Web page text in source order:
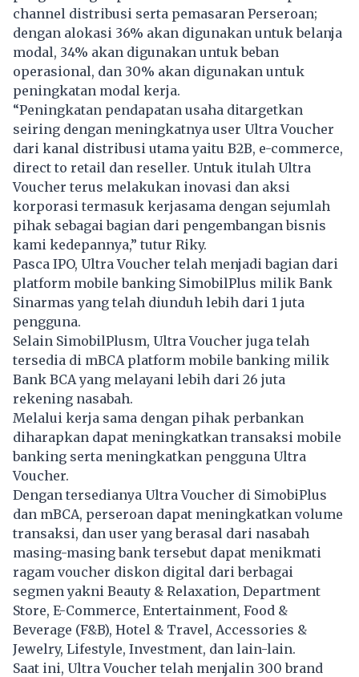
channel distribusi serta pemasaran Perseroan;
dengan alokasi 36% akan digunakan untuk belanja
modal, 34% akan digunakan untuk beban
operasional, dan 30% akan digunakan untuk
peningkatan modal kerja.
“Peningkatan pendapatan usaha ditargetkan
seiring dengan meningkatnya user Ultra Voucher
dari kanal distribusi utama yaitu B2B, e-commerce,
direct to retail dan reseller. Untuk itulah Ultra
Voucher terus melakukan inovasi dan aksi
korporasi termasuk kerjasama dengan sejumlah
pihak sebagai bagian dari pengembangan bisnis
kami kedepannya,” tutur Riky.
Pasca IPO, Ultra Voucher telah menjadi bagian dari
platform mobile banking SimobilPlus milik Bank
Sinarmas yang telah diunduh lebih dari 1 juta
pengguna.
Selain SimobilPlusm, Ultra Voucher juga telah
tersedia di mBCA platform mobile banking milik
Bank BCA yang melayani lebih dari 26 juta
rekening nasabah.
Melalui kerja sama dengan pihak perbankan
diharapkan dapat meningkatkan transaksi mobile
banking serta meningkatkan pengguna Ultra
Voucher.
Dengan tersedianya Ultra Voucher di SimobiPlus
dan mBCA, perseroan dapat meningkatkan volume
transaksi, dan user yang berasal dari nasabah
masing-masing bank tersebut dapat menikmati
ragam voucher diskon digital dari berbagai
segmen yakni Beauty & Relaxation, Department
Store, E-Commerce, Entertainment, Food &
Beverage (F&B), Hotel & Travel, Accessories &
Jewelry, Lifestyle, Investment, dan lain-lain.
Saat ini, Ultra Voucher telah menjalin 300 brand